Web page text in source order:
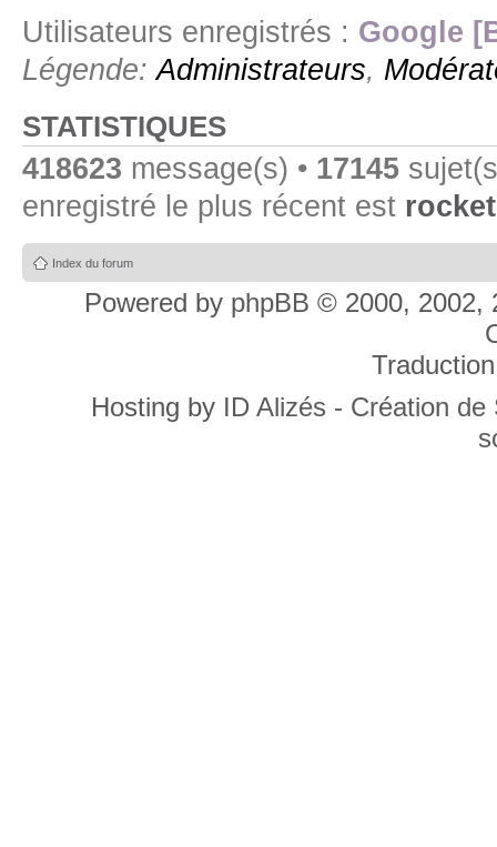
Utilisateurs enregistrés : Google
Légende:Administrateurs,
STATISTIQUES
418623 message(s) • 17145
enregistré le plus récent est
Index du forum
Powered by phpBB © 2000, 2002,
Hosting by ID Alizés - Création